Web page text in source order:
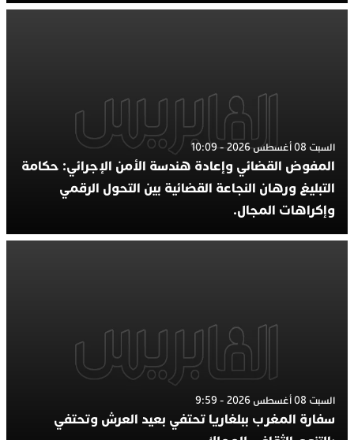
السبت 08 أغسطس 2026 - 10:09
المفوض القضائي وإعادة هندسة الأمن الإجرائي: حكامة
التبليغ ورهان النجاعة القضائية بين التحول الرقمي
وإكراهات المجال.
السبت 08 أغسطس 2026 - 9:59
سفارة المغرب ببلغاريا تحتفي بعيد العرش وتحتفي